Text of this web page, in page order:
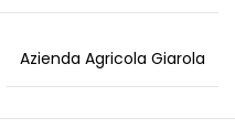
Azienda Agricola Giarola